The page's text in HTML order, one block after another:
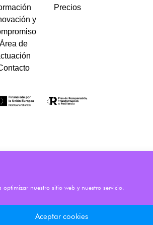
optimizar nuestro sitio web y nuestro servicio.
Aceptar cookies
y
Área de
Precios